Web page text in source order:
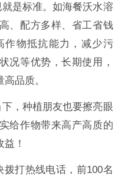
是标准。如海餐沃水溶
、配方多样、省工省钱
作物抵抗能力，减少污
况等优势，长期使用，
品质。
，种植朋友也要擦亮眼
给作物带来高产高质的
！
拨打热线电话，前100名